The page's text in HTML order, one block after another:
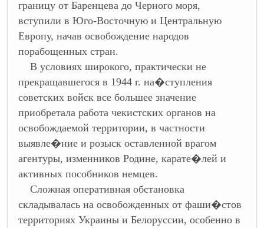
границу от Баренцева до Черного моря,
вступили в Юго-Восточную и Центральную
Европу, начав освобождение народов
порабощенных стран.
В условиях широкого, практически не
прекращавшегося в 1944 г. на�ступления
советских войск все большее значение
приобретала работа чекистских органов на
освобождаемой территории, в частности
выявле�ние и розыск оставленной врагом
агентуры, изменников Родине, карате�лей и
активных пособников немцев.
Сложная оперативная обстановка
складывалась на освобожденных от фаши�стов
территориях Украины и Белоруссии, особенно в